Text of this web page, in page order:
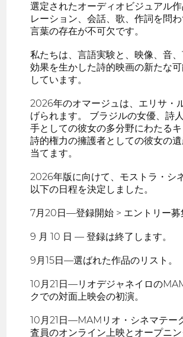
選定されたオーディオビジュアル
レーション、会話、歌、作詞を問
言葉の存在が不可欠です。
私たちは、言語実験と、映像、音
効果を生かした詩的映画の新たな
しています。
2026年のオマージュは、エリサ・
げられます。 ブラジルの女優、詩
手としての彼女の多分野にわたるキ
詩的権力の擁護者としての彼女の
当てます。
2026年版に向けて、モストラ・シ
以下の日程を決定しました。
7月20日—登録開始 > エントリー募
9 月 10 日 — 登録は終了します。
9月15日—選ばれた作品のリスト。
10月21日—リオデジャネイロの
クでの対面上映会の初演。
10月21日—MAMリオ・シネマテー
査員のオンライン上映とオープニン